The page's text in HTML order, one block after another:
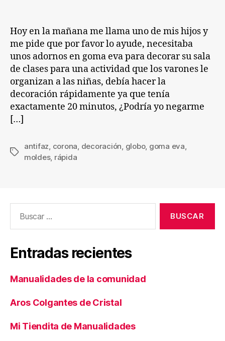
Hoy en la mañana me llama uno de mis hijos y
me pide que por favor lo ayude, necesitaba
unos adornos en goma eva para decorar su sala
de clases para una actividad que los varones le
organizan a las niñas, debía hacer la
decoración rápidamente ya que tenía
exactamente 20 minutos, ¿Podría yo negarme
[…]
Etiquetas
antifaz corona decoración globo, goma eva
moldes, rápida
Entradas recientes
Manualidades de la comunidad
Aros Colgantes de Cristal
Mi Tiendita de Manualidades